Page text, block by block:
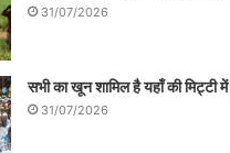
31/07/2026
सभी का खून शामिल है यहाँ की मिट्टी में
31/07/2026